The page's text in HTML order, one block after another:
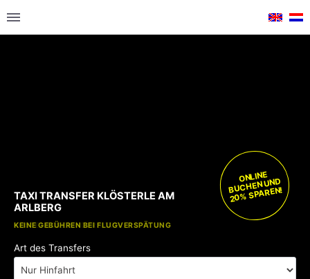
KOSTENLOSE KINDERSITZE
KEINE GEBÜHREN BEI FLUGVERSPÄTUNG
TAXI TRANSFER KLÖSTERLE AM
ARLBERG
ONLINE
BUCHEN UND
20% SPAREN!
Art des Transfers